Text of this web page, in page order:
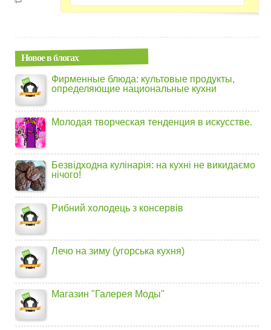
Новое в блогах
Фирменные блюда: культовые продукты,
определяющие национальные кухни
Молодая творческая тенденция в искусстве.
Безвідходна кулінарія: на кухні не викидаємо
нічого!
Рибний холодець з консервів
Лечо на зиму (угорська кухня)
Магазин "Галерея Моды"